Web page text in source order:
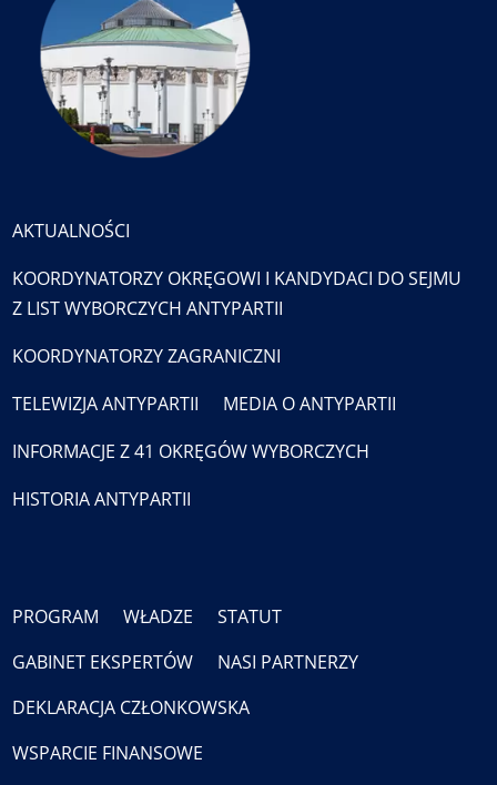
AKTUALNOŚCI
KOORDYNATORZY OKRĘGOWI I KANDYDACI DO SEJMU
Z LIST WYBORCZYCH ANTYPARTII
KOORDYNATORZY ZAGRANICZNI
TELEWIZJA ANTYPARTII
MEDIA O ANTYPARTII
INFORMACJE Z 41 OKRĘGÓW WYBORCZYCH
HISTORIA ANTYPARTII
PROGRAM WŁADZE
STATUT
GABINET EKSPERTÓW
NASI PARTNERZY
DEKLARACJA CZŁONKOWSKA
WSPARCIE FINANSOWE